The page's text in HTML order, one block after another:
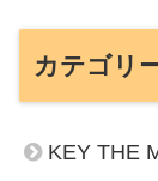
カテゴリ
KEY THE